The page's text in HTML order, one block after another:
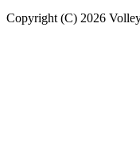
Copyright (C) 2026